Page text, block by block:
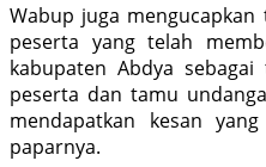
Wabup juga
peserta yang telah
kabupaten Abdya
peserta dan tamu
mendapatkan kesan
paparnya.